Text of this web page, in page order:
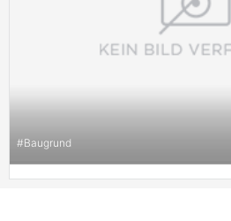
#Baugrund